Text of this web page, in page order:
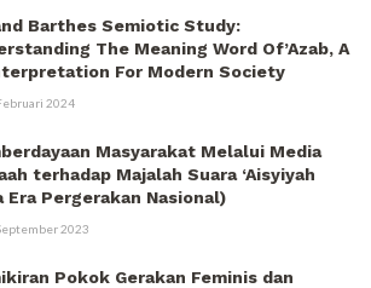
Barthes Semiotic Study:
The Meaning Word Of’Azab, A
For Modern Society
2024
Masyarakat Melalui Media
terhadap Majalah Suara ‘Aisyiyah
Era Pergerakan Nasional)
2023
Pokok Gerakan Feminis dan